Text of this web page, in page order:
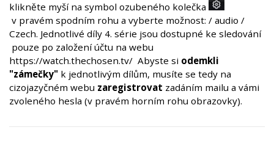
klikněte myší na symbol ozubeného kolečka
v pravém spodním rohu a vyberte možnost: / audio /
Czech. Jednotlivé díly 4. série jsou dostupné ke sledování
pouze po založení účtu na webu
https://watch.thechosen.tv/ Abyste si odemkli
"zámečky" k jednotlivým dílům, musíte se tedy na
cizojazyčném webu zaregistrovat zadáním mailu a vámi
zvoleného hesla (v pravém horním rohu obrazovky).